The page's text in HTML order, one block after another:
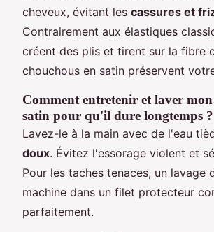
cheveux, évitant les cassures et
Contrairement aux élastiques
créent des plis et tirent sur la fibre
chouchous en satin préservent
Comment entretenir et laver
satin pour qu'il dure longtemps ?
Lavez-le à la main avec de l'eau
doux. Évitez l'essorage violent et
Pour les taches tenaces, un lavage
machine dans un filet protecteur
parfaitement.